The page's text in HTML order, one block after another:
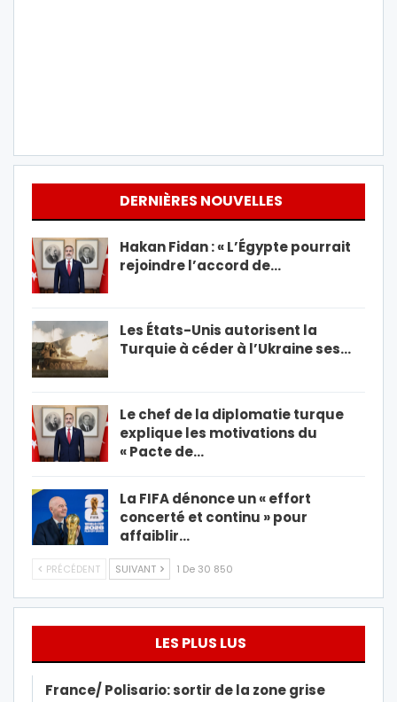
DERNIÈRES NOUVELLES
Hakan Fidan : « L’Égypte pourrait
rejoindre l’accord de…
Les États-Unis autorisent la
Turquie à céder à l’Ukraine ses…
Le chef de la diplomatie turque
explique les motivations du
« Pacte de…
La FIFA dénonce un « effort
concerté et continu » pour
affaiblir…
PRÉCÉDENT SUIVANT 1 De 30 850
LES PLUS LUS
France/ Polisario: sortir de la zone grise